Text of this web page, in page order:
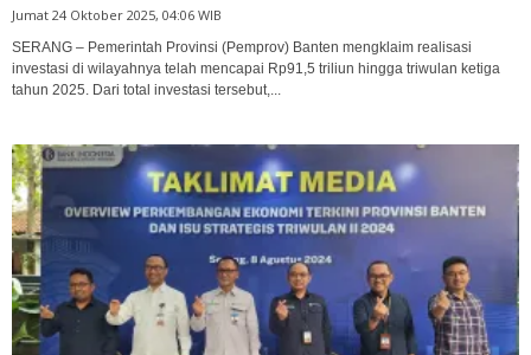
Jumat 24 Oktober 2025, 04:06 WIB
SERANG – Pemerintah Provinsi (Pemprov) Banten mengklaim realisasi
investasi di wilayahnya telah mencapai Rp91,5 triliun hingga triwulan ketiga
tahun 2025. Dari total investasi tersebut,...